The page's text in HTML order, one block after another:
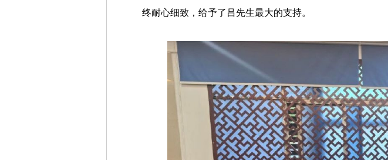
终耐心细致，给予了吕先生最大的支持。